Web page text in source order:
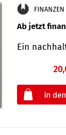
FINANZEN
Ab jetzt
Ein